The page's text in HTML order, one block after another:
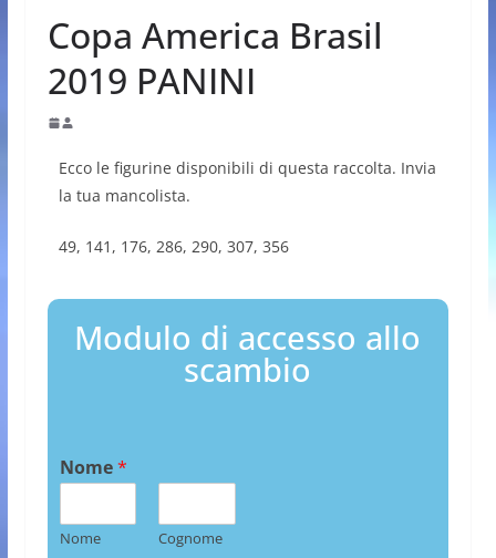
Copa America Brasil
2019 PANINI
Ecco le figurine disponibili di questa raccolta. Invia
la tua mancolista.
49, 141, 176, 286, 290, 307, 356
Modulo di accesso allo
scambio
Nome*
Nome Cognome